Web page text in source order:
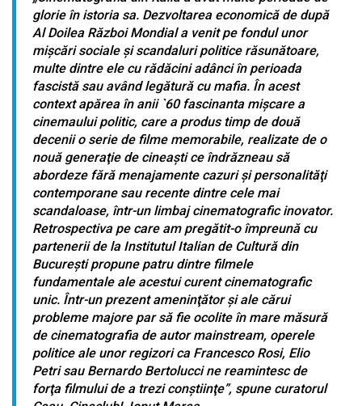
glorie în istoria sa. Dezvoltarea economică de după
Al Doilea Război Mondial a venit pe fondul unor
mişcări sociale şi scandaluri politice răsunătoare,
multe dintre ele cu rădăcini adânci în perioada
fascistă sau având legătură cu mafia. În acest
context apărea în anii `60 fascinanta mişcare a
cinemaului politic, care a produs timp de două
decenii o serie de filme memorabile, realizate de o
nouă generaţie de cineaşti ce îndrăzneau să
abordeze fără menajamente cazuri şi personalităţi
contemporane sau recente dintre cele mai
scandaloase, într-un limbaj cinematografic inovator.
Retrospectiva pe care am pregătit-o împreună cu
partenerii de la Institutul Italian de Cultură din
Bucureşti propune patru dintre filmele
fundamentale ale acestui curent cinematografic
unic. Într-un prezent ameninţător şi ale cărui
probleme majore par să fie ocolite în mare măsură
de cinematografia de autor mainstream, operele
politice ale unor regizori ca Francesco Rosi, Elio
Petri sau Bernardo Bertolucci ne reamintesc de
forţa filmului de a trezi conştiinţe”, spune curatorul